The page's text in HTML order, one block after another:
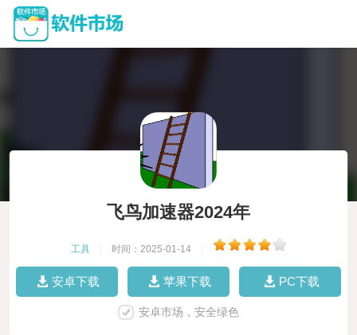
飞鸟加速器2024年
工具 时间：2025-01-14
安卓下载 苹果下载 PC下载
安卓市场，安全绿色